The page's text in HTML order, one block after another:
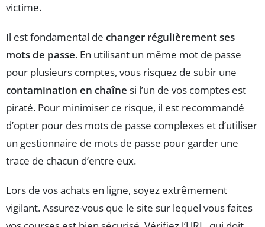
victime.
Il est fondamental de changer régulièrement ses
mots de passe. En utilisant un même mot de passe
pour plusieurs comptes, vous risquez de subir une
contamination en chaîne si l’un de vos comptes est
piraté. Pour minimiser ce risque, il est recommandé
d’opter pour des mots de passe complexes et d’utiliser
un gestionnaire de mots de passe pour garder une
trace de chacun d’entre eux.
Lors de vos achats en ligne, soyez extrêmement
vigilant. Assurez-vous que le site sur lequel vous faites